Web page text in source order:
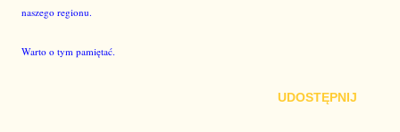
naszego regionu.
Warto o tym pamiętać.
UDOSTĘPNIJ